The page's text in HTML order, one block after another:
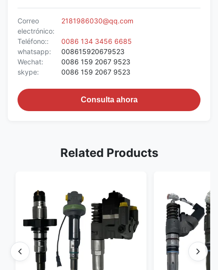
Correo
electrónico:
2181986030@qq.com
Teléfono::
0086 134 3456 6685
whatsapp:
008615920679523
Wechat:
0086 159 2067 9523
skype:
0086 159 2067 9523
Consulta ahora
Related Products